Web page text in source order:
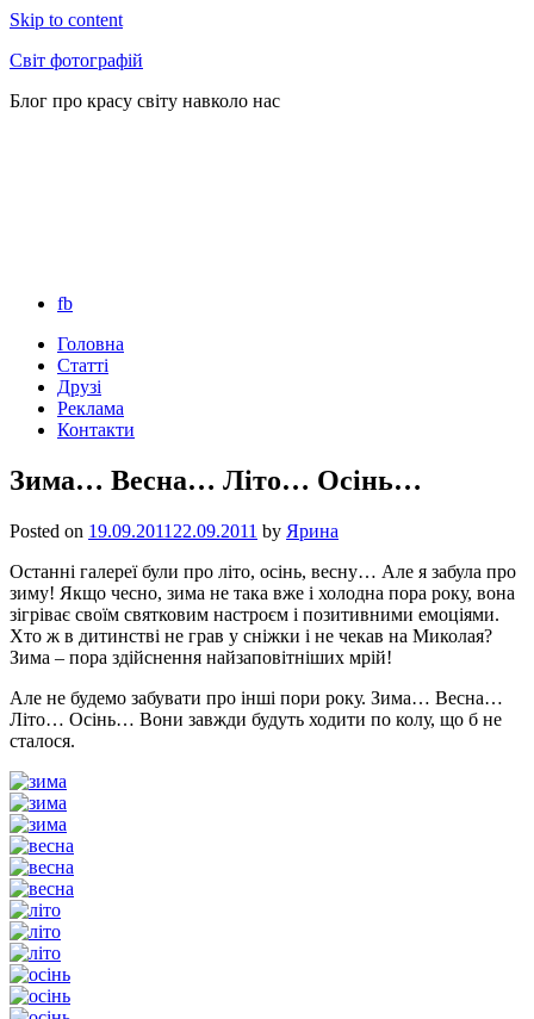
Skip to content
Світ фотографій
Блог про красу світу навколо нас
fb
Головна
Статті
Друзі
Реклама
Контакти
Зима… Весна… Літо… Осінь…
Posted on 19.09.2011 22.09.2011 by Ярина
Останні галереї були про літо, осінь, весну… Але я забула про
зиму! Якщо чесно, зима не така вже і холодна пора року, вона
зігріває своїм святковим настроєм і позитивними емоціями.
Хто ж в дитинстві не грав у сніжки і не чекав на Миколая?
Зима – пора здійснення найзаповітніших мрій!
Але не будемо забувати про інші пори року. Зима… Весна…
Літо… Осінь… Вони завжди будуть ходити по колу, що б не
сталося.